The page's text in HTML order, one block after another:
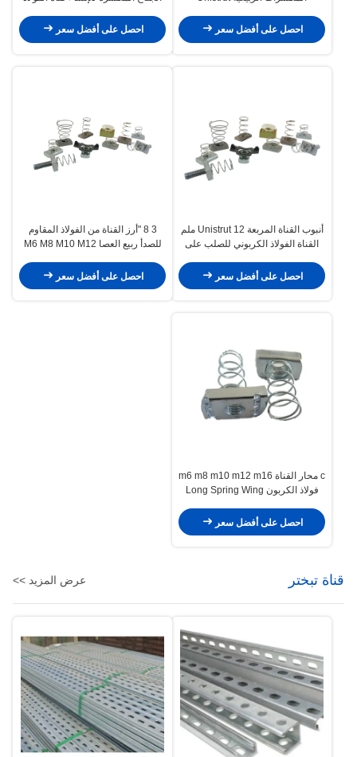
احصل على أفضل سعر
احصل على أفضل سعر
أنبوب القناة المربعة Unistrut 12 ملم
القناة الفولاذ الكربوني للصلب على
احصل على أفضل سعر
3 8 "أرز القناة من الفولاذ المقاوم
للصدأ ربيع العصا M6 M8 M10 M12
احصل على أفضل سعر
c محار القناة m6 m8 m10 m12 m16
فولاذ الكربون Long Spring Wing
احصل على أفضل سعر
قناة تبختر عرض المزيد >>